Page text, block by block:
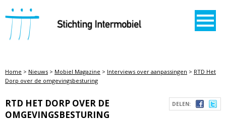
STICHTING INTERMOBIEL
Home > Nieuws > Mobiel Magazine > Interviews over aanpassingen > RTD Het
Dorp over de omgevingsbesturing
DELEN:
RTD HET DORP OVER DE
OMGEVINGSBESTURING